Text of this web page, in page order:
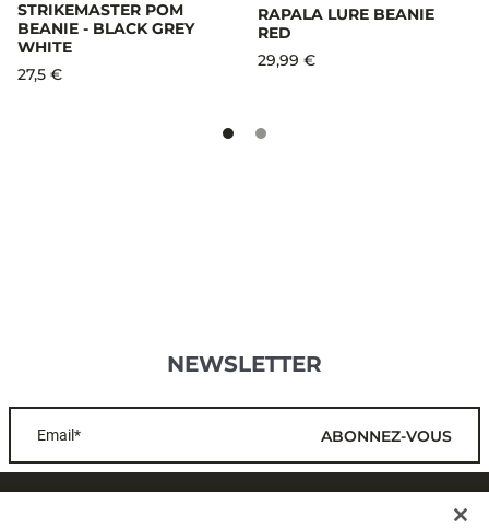
STRIKEMASTER POM
BEANIE - BLACK GREY
WHITE
27,5 €
RAPALA LURE BEANIE
RED
29,99 €
NEWSLETTER
Email* ABONNEZ-VOUS